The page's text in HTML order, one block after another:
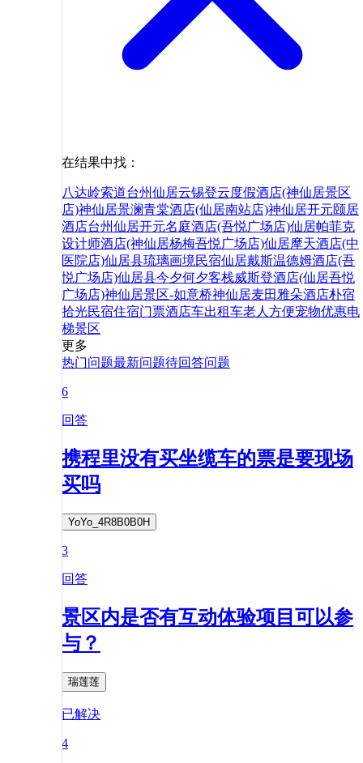
在结果中找：
八达岭索道台州仙居云锡登云度假酒店(神仙居景区
店)神仙居景澜青棠酒店(仙居南站店)神仙居开元颐居
酒店台州仙居开元名庭酒店(吾悦广场店)仙居帕菲克
设计师酒店(神仙居杨梅吾悦广场店)仙居摩天酒店(中
医院店)仙居县琉璃画境民宿仙居戴斯温德姆酒店(吾
悦广场店)仙居县今夕何夕客栈威斯登酒店(仙居吾悦
广场店)神仙居景区-如意桥神仙居麦田雅朵酒店朴宿
拾光民宿住宿门票酒店车出租车老人 方便宠物优惠电
梯景区
更多
热门问题最新问题待回答问题
6
回答
携程里没有买坐缆车的票是要现场
买吗
YoYo_4R8B0B0H
3
回答
景区内是否有互动体验项目可以参
与？
瑞莲莲
已解决
4